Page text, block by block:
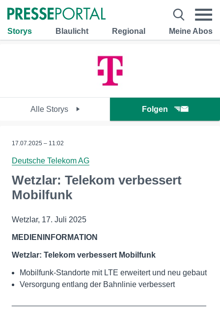
Storys Blaulicht Regional Meine Abos
Alle Storys Folgen
17.07.2025 – 11:02
Deutsche Telekom AG
Wetzlar: Telekom verbessert
Mobilfunk
Wetzlar, 17. Juli 2025
MEDIENINFORMATION
Wetzlar: Telekom verbessert Mobilfunk
Mobilfunk-Standorte mit LTE erweitert und neu gebaut
Versorgung entlang der Bahnlinie verbessert